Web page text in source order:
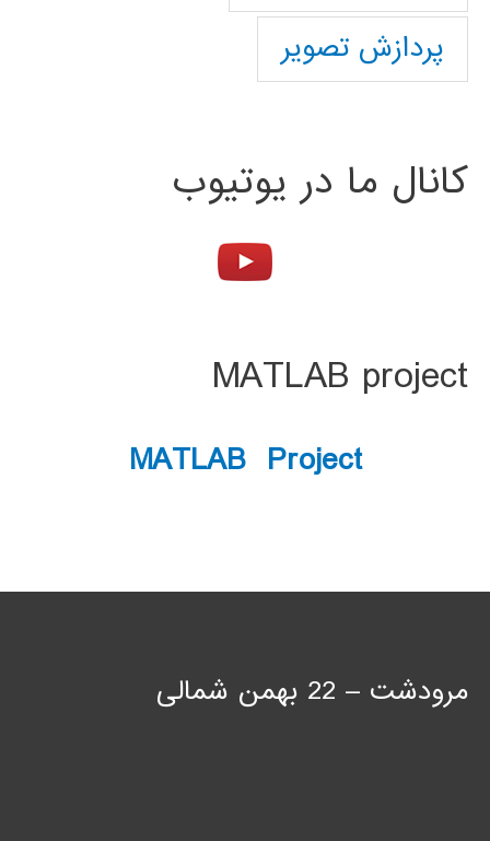
پردازش تصویر
کانال ما در یوتیوب
MATLAB project
MATLAB Project
مرودشت – 22 بهمن شمالی